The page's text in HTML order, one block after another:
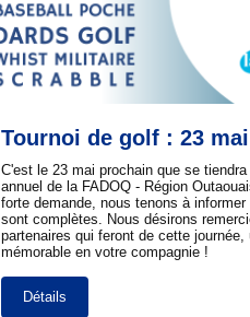
Tournoi de golf : 23
C'est le 23 mai prochain que se
annuel de la FADOQ - Région
forte demande, nous tenons à
sont complètes. Nous désirons
partenaires qui feront de cette journée,
mémorable en votre compagnie !
Détails